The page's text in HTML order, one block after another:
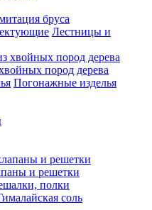
бруса
Лестницы и
пород дерева
Погонажные изделья
и решетки
полки
соль